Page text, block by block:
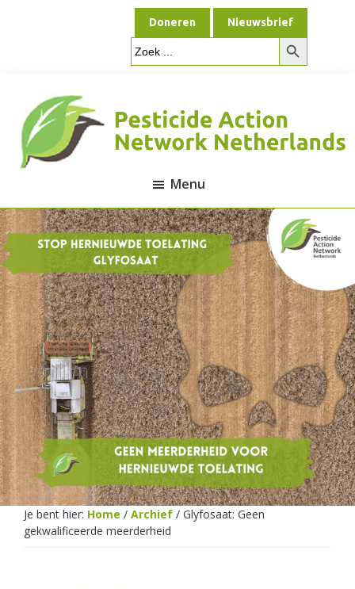
Doneren Nieuwsbrief
Zoek
naar:
Zoekknop
Pesticide
Action
Network
Netherlands
Menu
Je bent hier: Home / Archief / Glyfosaat: Geen
gekwalificeerde meerderheid